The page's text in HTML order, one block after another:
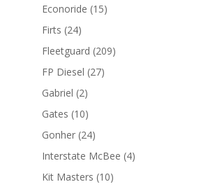
Econoride 1515
Firts 2424
productos
Fleetguard 209209
FP Diesel 2727
Gabriel 22
productos
Gates 1010
productos
Gonher 2424
productos
Interstate McBee 44
Kit Masters 1010